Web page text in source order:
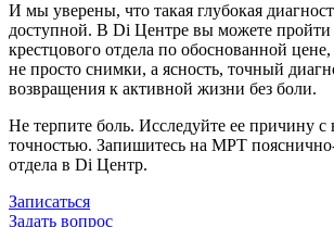
И мы уверены, что такая глубокая
доступной. В Di Центре вы можете
крестцового отдела по обоснованной
не просто снимки, а ясность, точный
возвращения к активной жизни без боли.
Не терпите боль. Исследуйте ее причину
точностью. Запишитесь на МРТ
отдела в Di Центр.
Записаться
Задать вопрос